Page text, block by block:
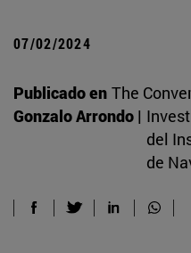
07/02/2024
Publicado en The
Gonzalo Arrondo |
del
de